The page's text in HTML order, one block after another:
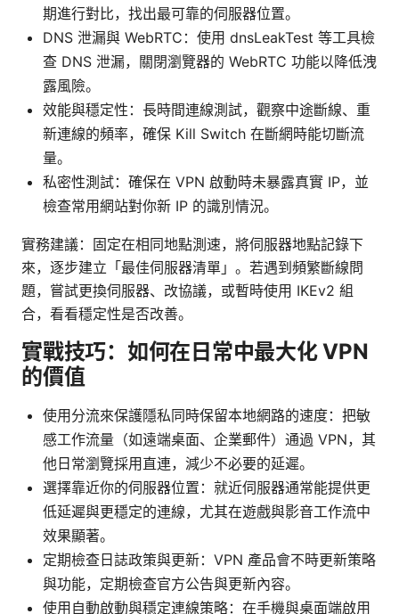
期進行對比，找出最可靠的伺服器位置。
DNS 泄漏與 WebRTC：使用 dnsLeakTest 等工具檢
查 DNS 泄漏，關閉瀏覽器的 WebRTC 功能以降低洩
露風險。
效能與穩定性：長時間連線測試，觀察中途斷線、重
新連線的頻率，確保 Kill Switch 在斷網時能切斷流
量。
私密性測試：確保在 VPN 啟動時未暴露真實 IP，並
檢查常用網站對你新 IP 的識別情況。
實務建議：固定在相同地點測速，將伺服器地點記錄下
來，逐步建立「最佳伺服器清單」。若遇到頻繁斷線問
題，嘗試更換伺服器、改協議，或暫時使用 IKEv2 組
合，看看穩定性是否改善。
實戰技巧：如何在日常中最大化 VPN
的價值
使用分流來保護隱私同時保留本地網路的速度：把敏
感工作流量（如遠端桌面、企業郵件）通過 VPN，其
他日常瀏覽採用直連，減少不必要的延遲。
選擇靠近你的伺服器位置：就近伺服器通常能提供更
低延遲與更穩定的連線，尤其在遊戲與影音工作流中
效果顯著。
定期檢查日誌政策與更新：VPN 產品會不時更新策略
與功能，定期檢查官方公告與更新內容。
使用自動啟動與穩定連線策略：在手機與桌面端啟用